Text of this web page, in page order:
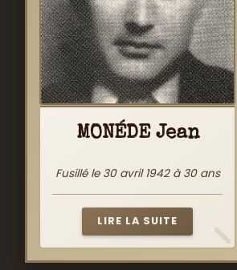
MONÉDE Jean
Fusillé le 30 avril 1942 à 30 ans
LIRE LA SUITE